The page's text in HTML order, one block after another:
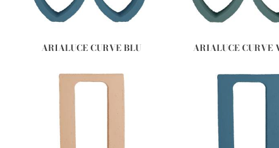
ARIALUCE CURVE BLU ARIALUCE CURVE